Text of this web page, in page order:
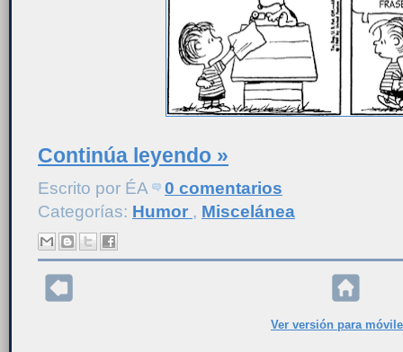
Continúa leyendo »
Escrito por ÉA
0 comentarios
Categorías: Humor , Miscelánea
Ver versión para